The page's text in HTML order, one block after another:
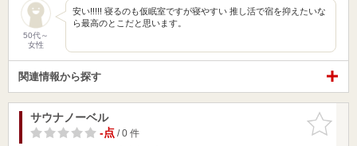
50代～
女性
安い!!!!! 寝るのも仮眠室ですが寝やすい 推し活で宿を抑えたいな
ら最高のとこだと思います。
関連情報から探す
お気に入
りに追加
サウナノーベル
-点/ 0 件